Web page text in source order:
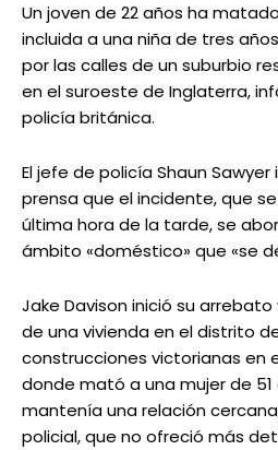
Un joven de 22 años ha
incluida a una niña de tres
por las calles de un suburbio
en el suroeste de Inglaterra,
policía británica.
El jefe de policía Shaun
prensa que el incidente, que
última hora de la tarde, se
ámbito «doméstico» que «se
Jake Davison inició su
de una vivienda en el distrito
construcciones victorianas en
donde mató a una mujer de
mantenía una relación
policial, que no ofreció más